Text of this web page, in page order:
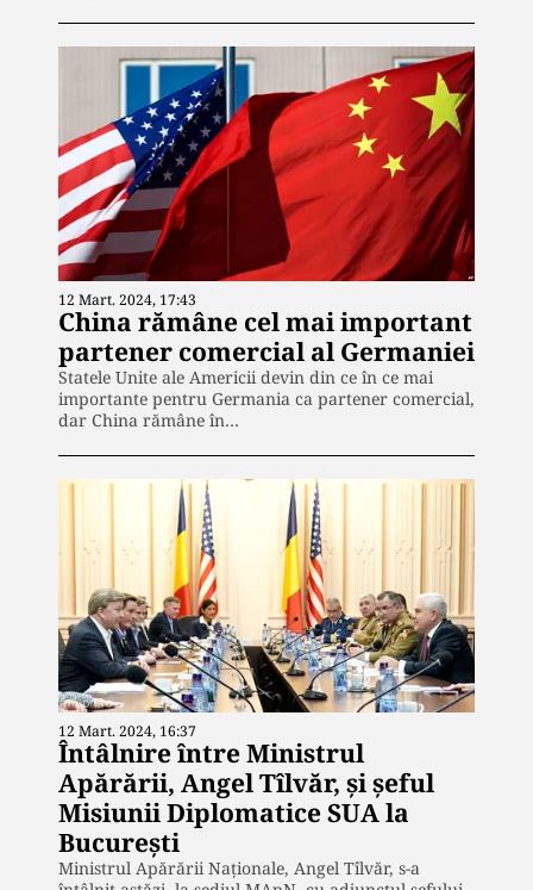
12 Mart. 2024, 17:43
China rămâne cel mai important
partener comercial al Germaniei
Statele Unite ale Americii devin din ce în ce mai
importante pentru Germania ca partener comercial,
dar China rămâne în…
12 Mart. 2024, 16:37
Întâlnire între Ministrul
Apărării, Angel Tîlvăr, și șeful
Misiunii Diplomatice SUA la
București
Ministrul Apărării Naționale, Angel Tîlvăr, s-a